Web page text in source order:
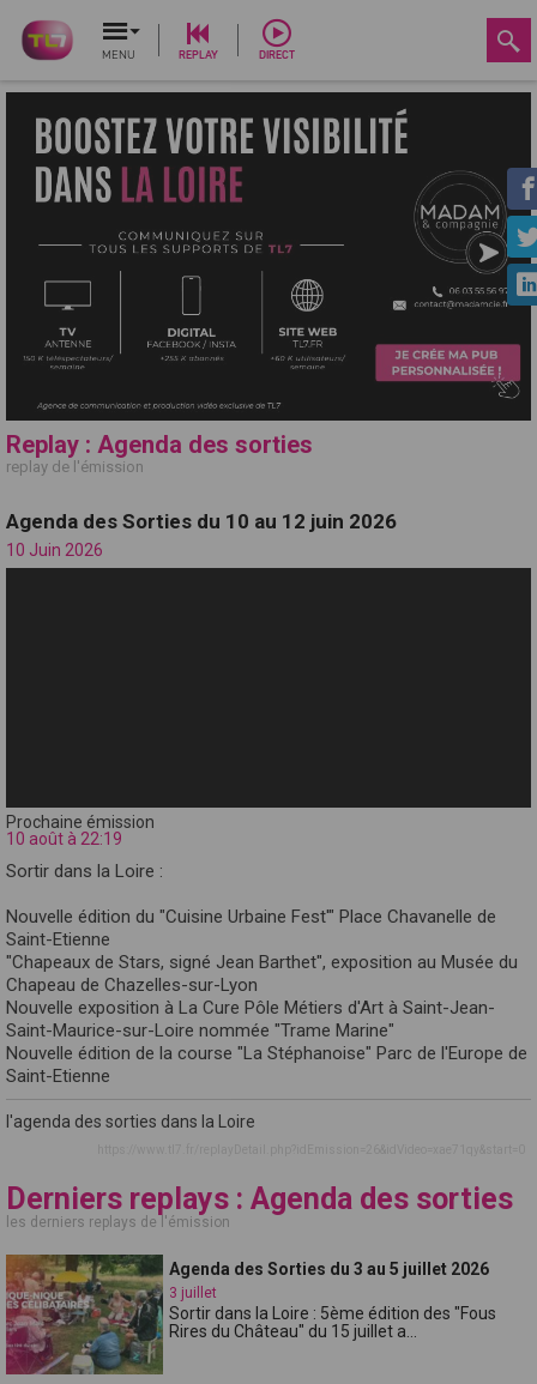
MENU REPLAY DIRECT
Replay : Agenda des sorties
replay de l'émission
Agenda des Sorties du 10 au 12 juin 2026
10 Juin 2026
Prochaine émission
10 août à 22:19
Sortir dans la Loire :
Nouvelle édition du "Cuisine Urbaine Fest'" Place Chavanelle de
Saint-Etienne
"Chapeaux de Stars, signé Jean Barthet", exposition au Musée du
Chapeau de Chazelles-sur-Lyon
Nouvelle exposition à La Cure Pôle Métiers d'Art à Saint-Jean-
Saint-Maurice-sur-Loire nommée "Trame Marine"
Nouvelle édition de la course "La Stéphanoise" Parc de l'Europe de
Saint-Etienne
l'agenda des sorties dans la Loire
Derniers replays : Agenda des sorties
les derniers replays de l'émission
Agenda des Sorties du 3 au 5 juillet 2026
3 juillet
Sortir dans la Loire : 5ème édition des "Fous
Rires du Château" du 15 juillet a...